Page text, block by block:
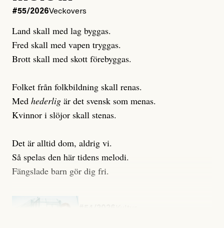
#55/2026Veckovers
Land skall med lag byggas.
Fred skall med vapen tryggas.
Brott skall med skott förebyggas.
Folket från folkbildning skall renas.
Med hederlig är det svensk som menas.
Kvinnor i slöjor skall stenas.
Det är alltid dom, aldrig vi.
Så spelas den här tidens melodi.
Fängslade barn gör dig fri.